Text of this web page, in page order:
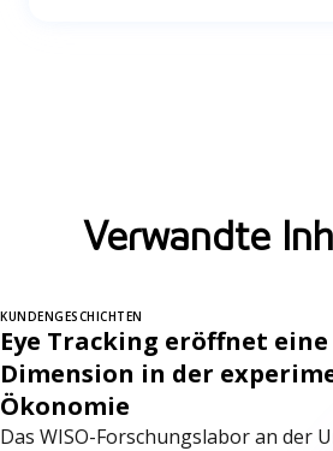
Verwandte
KUNDENGESCHICHTEN
Eye Tracking eröffnet eine
Dimension in der
Ökonomie
Das WISO-Forschungslabor an der